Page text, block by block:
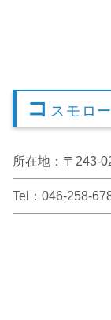
コ スモロ
所在地：〒243-
Tel：046-258-